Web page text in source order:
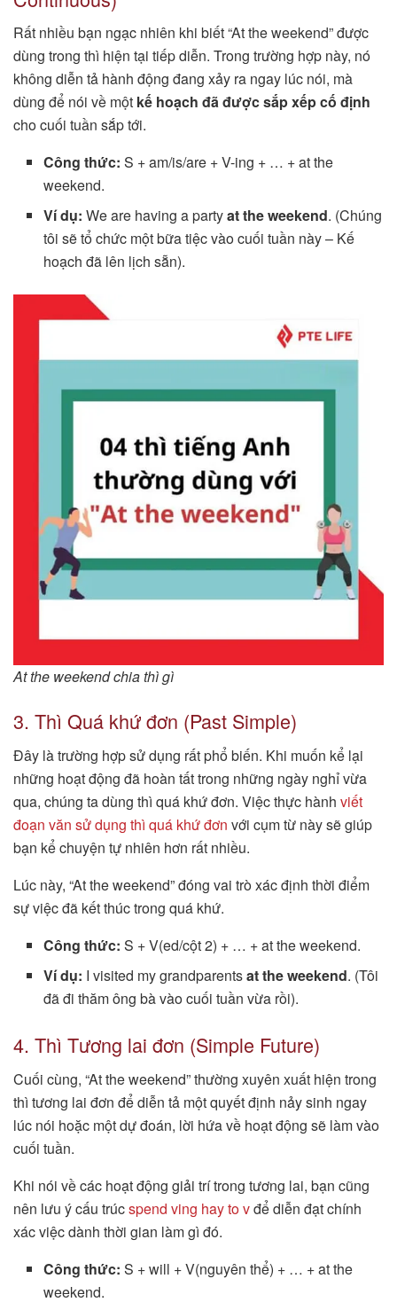
Rất nhiều bạn ngạc nhiên khi biết “At the weekend” được
dùng trong thì hiện tại tiếp diễn. Trong trường hợp này, nó
không diễn tả hành động đang xảy ra ngay lúc nói, mà
dùng để nói về một kế hoạch đã được sắp xếp cố định
cho cuối tuần sắp tới.
Công thức: S + am/is/are + V-ing + … + at the
weekend.
Ví dụ: We are having a partyat the weekend. (Chúng
tôi sẽ tổ chức một bữa tiệc vào cuối tuần này – Kế
hoạch đã lên lịch sẵn).
At the weekend chia thì gì
3. Thì Quá khứ đơn (Past Simple)
Đây là trường hợp sử dụng rất phổ biến. Khi muốn kể lại
những hoạt động đã hoàn tất trong những ngày nghỉ vừa
qua, chúng ta dùng thì quá khứ đơn. Việc thực hành viết
đoạn văn sử dụng thì quá khứ đơn với cụm từ này sẽ giúp
bạn kể chuyện tự nhiên hơn rất nhiều.
Lúc này, “At the weekend” đóng vai trò xác định thời điểm
sự việc đã kết thúc trong quá khứ.
Công thức: S + V(ed/cột 2) + … + at the weekend.
Ví dụ: I visited my grandparentsat the weekend. (Tôi
đã đi thăm ông bà vào cuối tuần vừa rồi).
4. Thì Tương lai đơn (Simple Future)
Cuối cùng, “At the weekend” thường xuyên xuất hiện trong
thì tương lai đơn để diễn tả một quyết định nảy sinh ngay
lúc nói hoặc một dự đoán, lời hứa về hoạt động sẽ làm vào
cuối tuần.
Khi nói về các hoạt động giải trí trong tương lai, bạn cũng
nên lưu ý cấu trúcspend ving hay to vđể diễn đạt chính
xác việc dành thời gian làm gì đó.
Công thức: S + will + V(nguyên thể) + … + at the
weekend.